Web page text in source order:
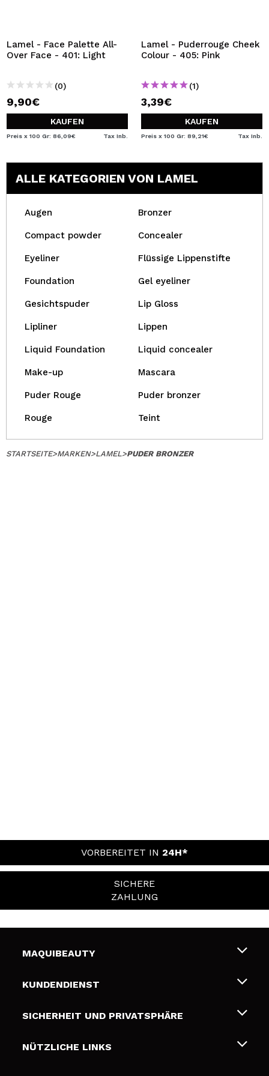
Lamel - Face Palette All-
Over Face - 401: Light
(0)
9,90€
KAUFEN
Preis x 100 Gr: 86,09€ Tax Inb.
Lamel - Puderrouge Cheek
Colour - 405: Pink
(1)
3,39€
KAUFEN
Preis x 100 Gr: 89,21€ Tax Inb.
ALLE KATEGORIEN VON LAMEL
Augen Bronzer
Compact powder Concealer
Eyeliner Flüssige Lippenstifte
Foundation Gel eyeliner
Gesichtspuder Lip Gloss
Lipliner Lippen
Liquid Foundation Liquid concealer
Make-up Mascara
Puder Rouge Puder bronzer
Rouge Teint
STARTSEITE>MARKEN>LAMEL>PUDER BRONZER
VORBEREITET IN 24H*
SICHERE
ZAHLUNG
MAQUIBEAUTY
Über uns
Geschenkkarten
KUNDENDIENST
Liefer- und Versandkosten
Zahlung
SICHERHEIT UND PRIVATSPHÄRE
Bedingungen und Datenschutz
NÜTZLICHE LINKS